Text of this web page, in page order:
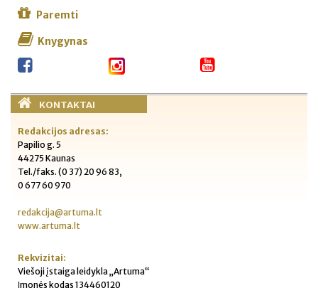
Paremti
Knygynas
KONTAKTAI
Redakcijos adresas:
Papilio g. 5
44275 Kaunas
Tel./faks. (0 37) 20 96 83,
0 677 60 970
redakcija@artuma.lt
www.artuma.lt
Rekvizitai:
Viešoji įstaiga leidykla „Artuma“
Įmonės kodas 134460120